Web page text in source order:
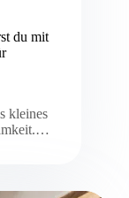
du mit
kleines